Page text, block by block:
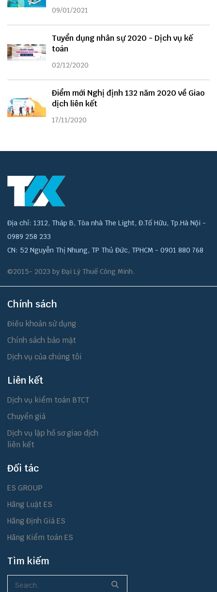
09/01/2021
Tuyển dụng nhân sự 2020 - Dịch vụ kế
toán
02/12/2020
Điểm mới Nghị định 132 năm 2020 về Giao
dịch liên kết
17/11/2020
Địa chỉ: 1312, Tháp B, Tòa nhà The Light, Đ.Tố Hữu, Tp.Hà Nội -
0989 258 233
CN: 52 Nguyễn Thị Nhung, TP Thủ Đức, TPHCM - 0901 880 768
©2015- 2023 by Đại Lý Thuế Công Minh.
Chính sách
Điều khoản sử dụng
Chính sách bảo mật
Dịch vụ của chúng tôi
Liên kết
Dịch vụ kiểm toán BTCT
Chuyển giá
Dịch vụ lập hồ sơ giao dịch
liên kết
Đối tác
ES GROUP
Hãng Luật ES
Hãng Định Giá ES
Hãng Kiểm toán ES
Tìm kiếm